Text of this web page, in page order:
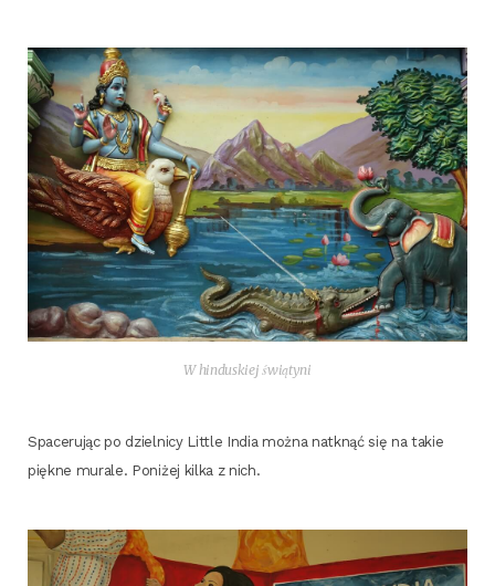
W hin­du­skiej świątyni
Spa­ce­ru­jąc po dziel­ni­cy Lit­tle India moż­na natknąć się na takie
pięk­ne mura­le. Poni­żej kil­ka z nich.